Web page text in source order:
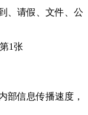
、请假、文件、公
部信息传播速度，